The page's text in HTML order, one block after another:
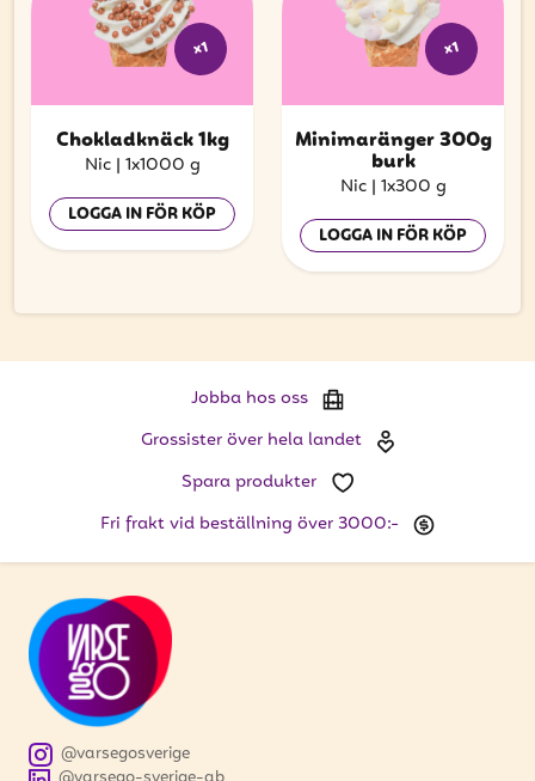
x1
Chokladknäck 1kg
Nic | 1x1000 g
LOGGA IN FÖR KÖP
x1
Minimaränger 300g
burk
Nic | 1x300 g
LOGGA IN FÖR KÖP
Jobba hos oss
Grossister över hela landet
Spara produkter
Fri frakt vid beställning över 3000:-
@varsegosverige